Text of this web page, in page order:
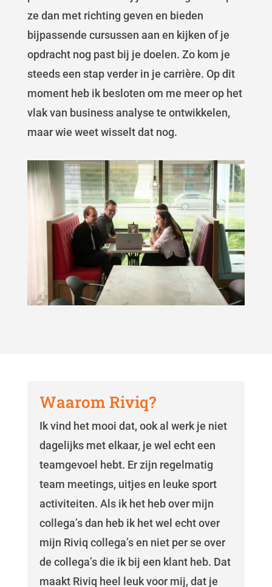
ze dan met richting geven en bieden
bijpassende cursussen aan en kijken of je
opdracht nog past bij je doelen. Zo kom je
steeds een stap verder in je carrière. Op dit
moment heb ik besloten om me meer op het
vlak van business analyse te ontwikkelen,
maar wie weet wisselt dat nog.
Waarom Riviq?
Ik vind het mooi dat, ook al werk je niet
dagelijks met elkaar, je wel echt een
teamgevoel hebt. Er zijn regelmatig
team meetings, uitjes en leuke sport
activiteiten. Als ik het heb over mijn
collega’s dan heb ik het wel echt over
mijn Riviq collega’s en niet per se over
de collega’s die ik bij een klant heb. Dat
maakt Riviq heel leuk voor mij, dat je